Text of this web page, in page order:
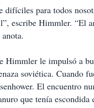
para todos
escribe Himmler. “El
le impulsó a
soviética. Cuando
El encuentro
que tenía